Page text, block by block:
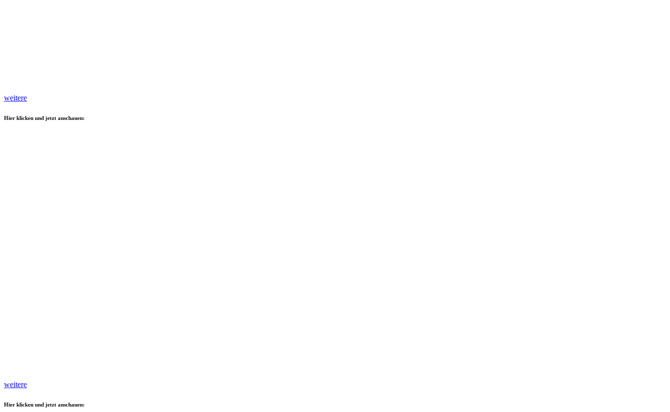
weitere
Hier klicken und jetzt anschauen:
weitere
Hier klicken und jetzt anschauen: